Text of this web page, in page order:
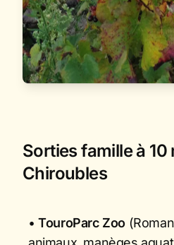
Sorties famille à
Chiroubles
•TouroParc Zoo